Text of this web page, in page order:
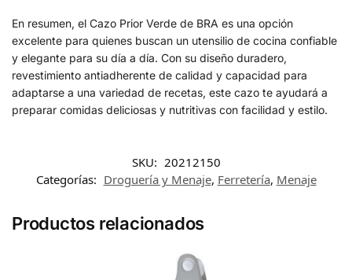
En resumen, el Cazo Prior Verde de BRA es una opción
excelente para quienes buscan un utensilio de cocina confiable
y elegante para su día a día. Con su diseño duradero,
revestimiento antiadherente de calidad y capacidad para
adaptarse a una variedad de recetas, este cazo te ayudará a
preparar comidas deliciosas y nutritivas con facilidad y estilo.
SKU: 20212150
Categorías: Droguería y Menaje, Ferretería, Menaje
Productos relacionados